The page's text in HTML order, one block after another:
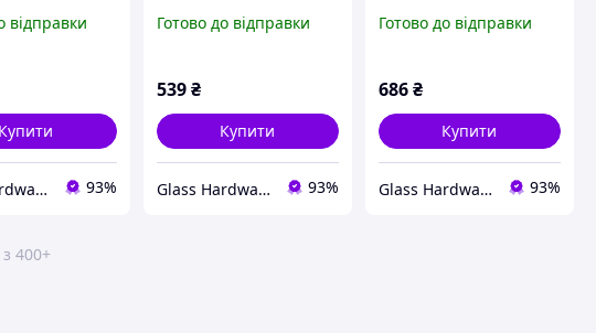
відправки
Купити
Glass Hardware 93%
Готово до відправки
539 ₴
Купити
Glass Hardware 93%
Готово до відправки
686₴
Купити
Glass Hardware 93%
400+